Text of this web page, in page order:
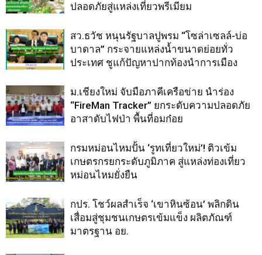
ปลอดภัยสู่แหล่งเที่ยวพรีเมียม
สว.ธวัช หนุนรัฐบาลปูพรม “โซล่าเซลล์-บ่อ
บาดาล” กระจายแหล่งน้ำขนาดย่อยทั่ว
ประเทศ ชูแก้ปัญหาปากท้องนำการเมือง
ม.เชียงใหม่ จับมือภาคีเครือข่าย นำร่อง
“FireMan Tracker” ยกระดับความปลอดภัย
อาสาดับไฟป่า พื้นที่อมก๋อย
กรมหม่อนไหมปั้น ‘รูทเที่ยวใหม่’! ติวเข้ม
เกษตรกรยกระดับภูมิภาค สู่แหล่งท่องเที่ยว
หม่อนไหมยั่งยืน
กปร. โชว์ผลสำเร็จ ‘เขาหินซ้อน’ พลิกดิน
เสื่อมสู่ชุมชนเกษตรเข้มแข็ง ผลิตภัณฑ์
มาตรฐาน อย.